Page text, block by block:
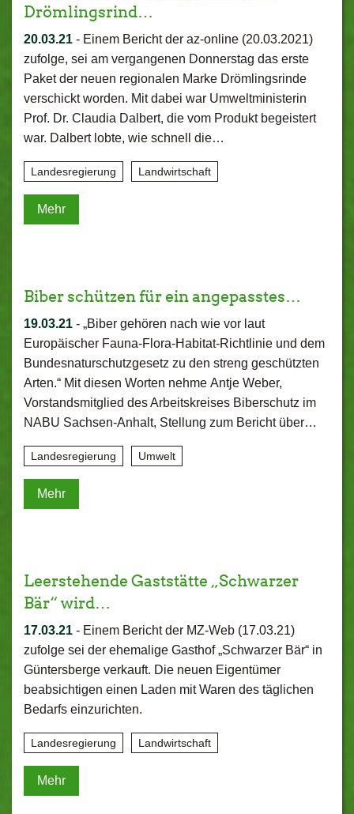
Drömlingsrind…
20.03.21 - Einem Bericht der az-online (20.03.2021)
zufolge, sei am vergangenen Donnerstag das erste
Paket der neuen regionalen Marke Drömlingsrinde
verschickt worden. Mit dabei war Umweltministerin
Prof. Dr. Claudia Dalbert, die vom Produkt begeistert
war. Dalbert lobte, wie schnell die…
Landesregierung Landwirtschaft
Mehr
Biber schützen für ein angepasstes…
19.03.21 - „Biber gehören nach wie vor laut
Europäischer Fauna-Flora-Habitat-Richtlinie und dem
Bundesnaturschutzgesetz zu den streng geschützten
Arten.“ Mit diesen Worten nehme Antje Weber,
Vorstandsmitglied des Arbeitskreises Biberschutz im
NABU Sachsen-Anhalt, Stellung zum Bericht über…
Landesregierung Umwelt
Mehr
Leerstehende Gaststätte „Schwarzer
Bär“ wird…
17.03.21 - Einem Bericht der MZ-Web (17.03.21)
zufolge sei der ehemalige Gasthof „Schwarzer Bär“ in
Güntersberge verkauft. Die neuen Eigentümer
beabsichtigen einen Laden mit Waren des täglichen
Bedarfs einzurichten.
Landesregierung Landwirtschaft
Mehr